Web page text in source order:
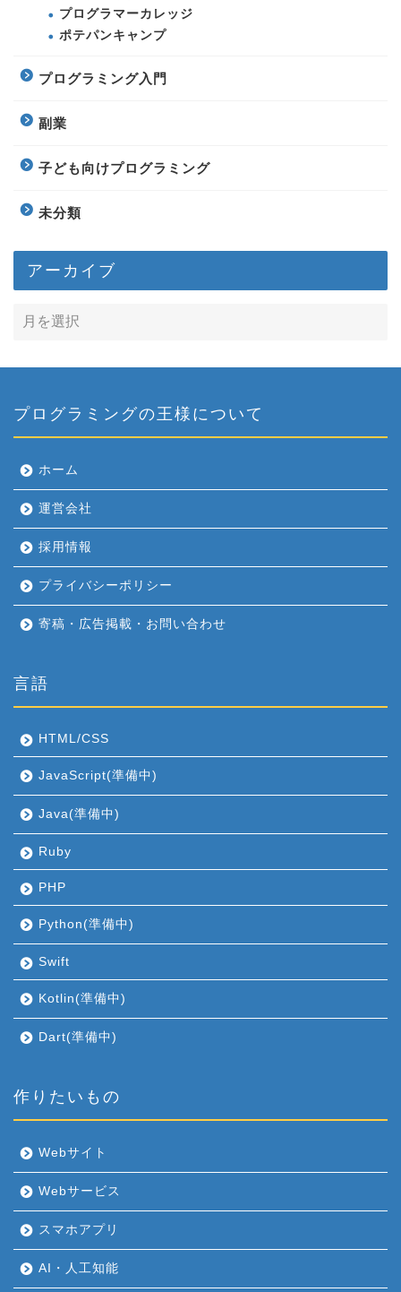
プログラマーカレッジ
ポテパンキャンプ
プログラミング入門
副業
子ども向けプログラミング
未分類
アーカイブ
プログラミングの王様について
ホーム
運営会社
採用情報
プライバシーポリシー
寄稿・広告掲載・お問い合わせ
言語
HTML/CSS
JavaScript(準備中)
Java(準備中)
Ruby
PHP
Python(準備中)
Swift
Kotlin(準備中)
Dart(準備中)
作りたいもの
Webサイト
Webサービス
スマホアプリ
AI・人工知能